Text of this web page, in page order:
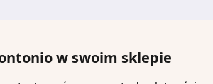
w swoim sklepie